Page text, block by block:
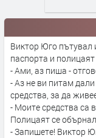
Виктор Юго пътувал
паспорта и
- Ами, аз пиша -
- Аз не ви питам
средства, за да
- Моите средства са
Полицаят се
- Запишете! Виктор